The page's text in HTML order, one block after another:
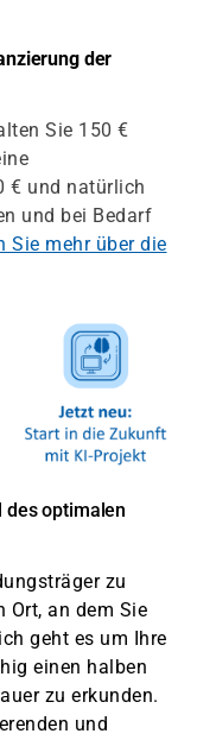
der
Sie 150 €
€ und natürlich
und bei Bedarf
Sie mehr über die
des optimalen
zu
Ort, an dem Sie
geht es um Ihre
einen halben
zu erkunden.
und